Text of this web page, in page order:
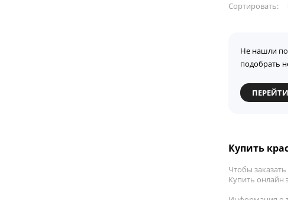
Сортировать:
Не нашли
подобрать
Купить
Чтобы
Купить онлайн